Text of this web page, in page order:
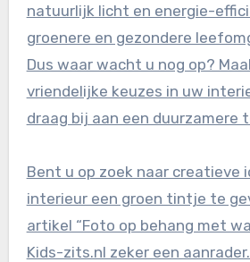
natuurlijk licht en energie-
groenere en gezondere
Dus waar wacht u nog op?
vriendelijke keuzes in uw
draag bij aan een duurzamere
Bent u op zoek naar creatieve
interieur een groen tintje te
artikel “Foto op behang met
Kids-zits.nl zeker een